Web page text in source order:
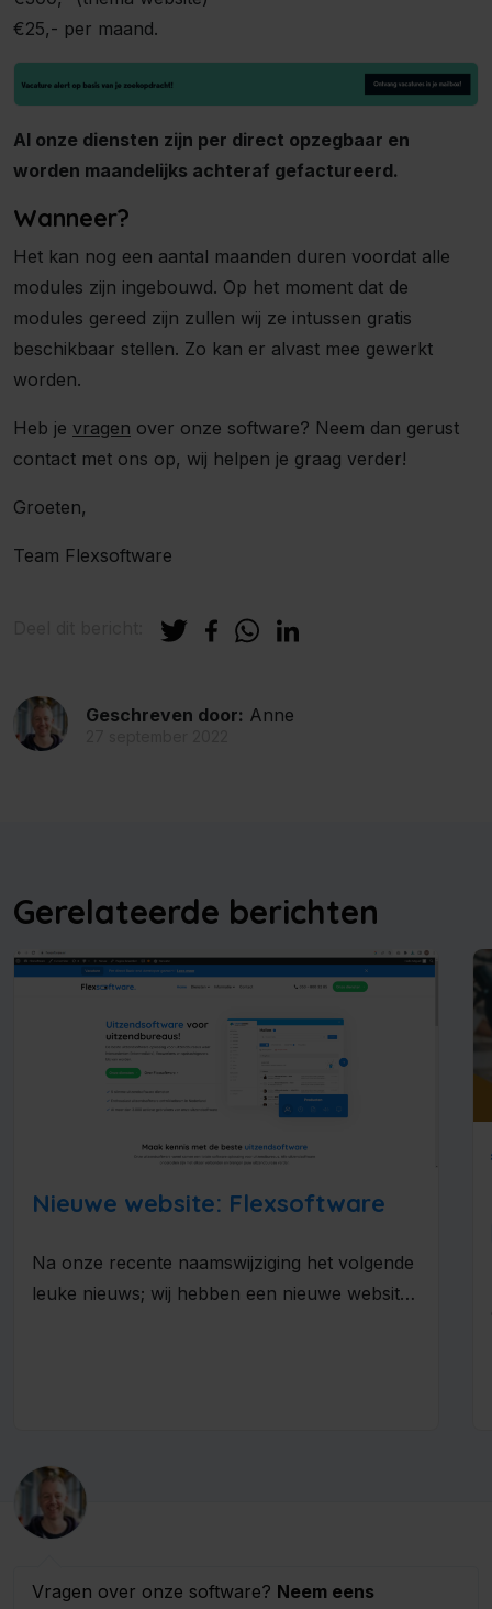
€25,- per maand.
Al onze diensten zijn per direct opzegbaar en
worden maandelijks achteraf gefactureerd.
Wanneer?
Het kan nog een aantal maanden duren voordat alle
modules zijn ingebouwd. Op het moment dat de
modules gereed zijn zullen wij ze intussen gratis
beschikbaar stellen. Zo kan er alvast mee gewerkt
worden.
Heb je vragen over onze software? Neem dan gerust
contact met ons op, wij helpen je graag verder!
Groeten,
Team Flexsoftware
Geschreven door: Anne
Gerelateerde berichten
Nieuwe website: Flexsoftware
Na onze recente naamswijziging het volgende
leuke nieuws; wij hebben een nieuwe website!
Vragen over onze software? Neem eens